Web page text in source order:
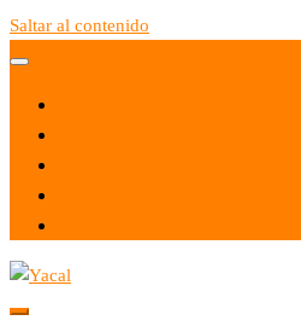
Saltar al contenido